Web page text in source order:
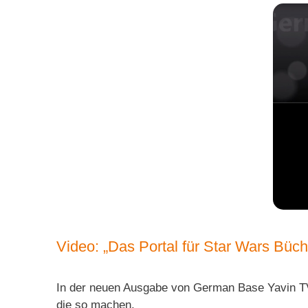
Video: „Das Portal für Star Wars
In der neuen Ausgabe von German Base Yavin
die so machen.